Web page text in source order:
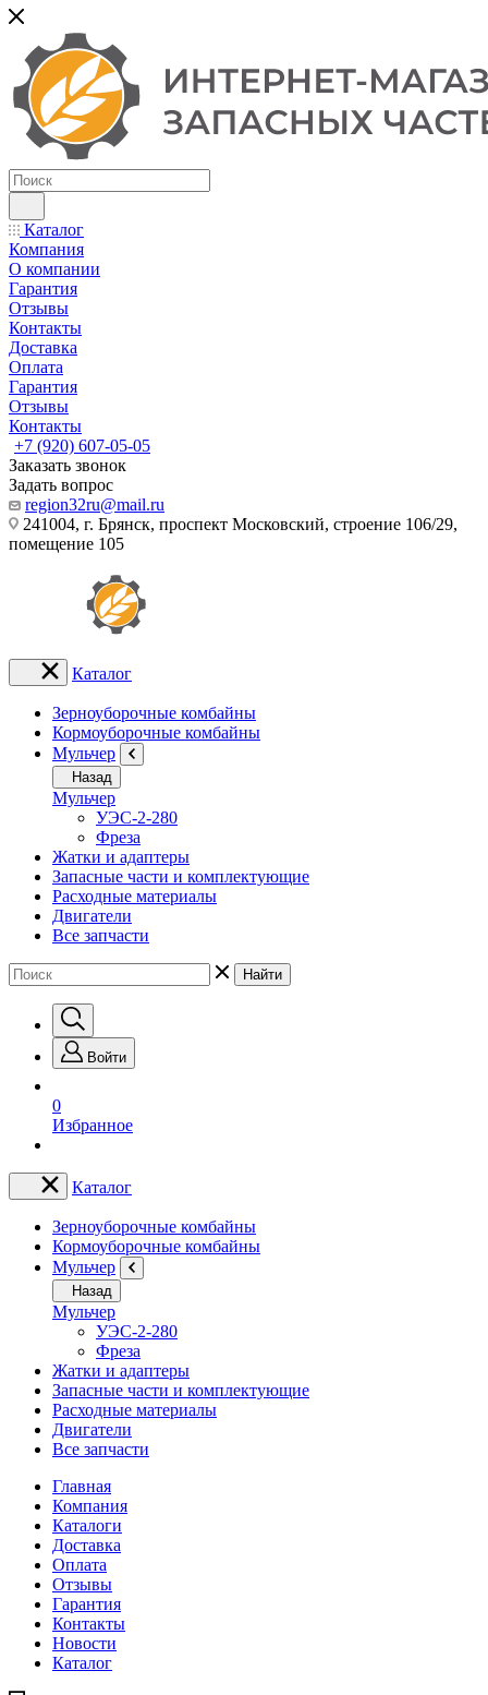
Каталог
Компания
О компании
Гарантия
Отзывы
Контакты
Доставка
Оплата
Гарантия
Отзывы
Контакты
+7 (920) 607-05-05
Заказать звонок
Задать вопрос
region32ru@mail.ru
241004, г. Брянск, проспект Московский, строение 106/29,
помещение 105
Каталог
Зерноуборочные комбайны
Кормоуборочные комбайны
Мульчер
Назад
Мульчер
УЭС-2-280
Фреза
Жатки и адаптеры
Запасные части и комплектующие
Расходные материалы
Двигатели
Все запчасти
Найти
Войти
0
Избранное
Каталог
Зерноуборочные комбайны
Кормоуборочные комбайны
Мульчер
Назад
Мульчер
УЭС-2-280
Фреза
Жатки и адаптеры
Запасные части и комплектующие
Расходные материалы
Двигатели
Все запчасти
Главная
Компания
Каталоги
Доставка
Оплата
Отзывы
Гарантия
Контакты
Новости
Каталог